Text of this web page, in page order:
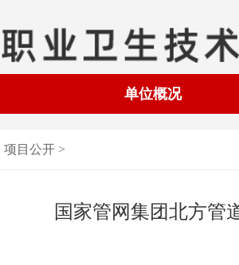
单位概况
项目公开 >
国家管网集团北方管